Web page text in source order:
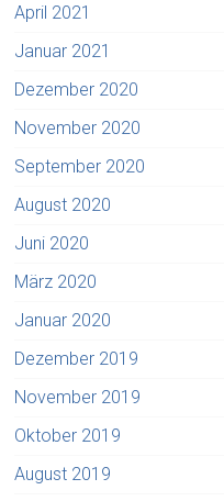
April 2021
Januar 2021
Dezember 2020
November 2020
September 2020
August 2020
Juni 2020
März 2020
Januar 2020
Dezember 2019
November 2019
Oktober 2019
August 2019